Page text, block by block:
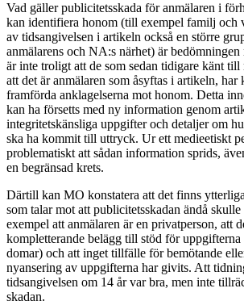
Vad gäller publicitetsskada för anmälaren i
kan identifiera honom (till exempel familj och
av tidsangivelsen i artikeln också en större
anmälarens och NA:s närhet) är
är inte troligt att de som sedan tidigare känt
att det är anmälaren som åsyftas i artikeln, har
framförda anklagelserna mot honom. Detta
kan ha försetts med ny information genom
integritetskänsliga uppgifter och detaljer om
ska ha kommit till uttryck. Ur ett medieetiskt
problematiskt att sådan information sprids,
en begränsad krets.
Därtill kan MO konstatera att det finns
som talar mot att publicitetsskadan ändå
exempel att anmälaren är en privatperson, att
kompletterande belägg till stöd för uppgifterna
domar) och att inget tillfälle för bemötande
nyansering av uppgifterna har givits. Att
tidsangivelsen om 14 år var bra, men inte
skadan.